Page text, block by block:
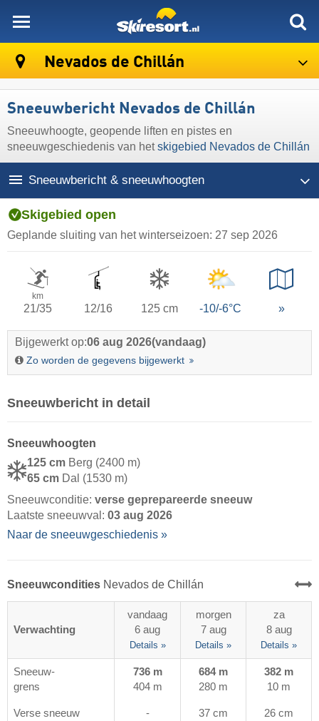
Nevados de Chillán
Sneeuwbericht Nevados de Chillán
Sneeuwhoogte, geopende liften en pistes en
sneeuwgeschiedenis van hetskigebied Nevados de Chillán
Sneeuwbericht & sneeuwhoogten
Skigebied open
Geplande sluiting van het winterseizoen: 27 sep 2026
km
21/35 12/16 125 cm -10/-6°C »
Bijgewerkt op:06 aug 2026(vandaag)
Zo worden de gegevens bijgewerkt
Sneeuwbericht in detail
Sneeuwhoogten
125 cm Berg (2400 m)
65 cm Dal (1530 m)
Sneeuwconditie: verse geprepareerde sneeuw
Laatste sneeuwval: 03 aug 2026
Naar de sneeuwgeschiedenis »
Sneeuwcondities Nevados de Chillán
Verwachting
vandaag
6 aug
Details »
morgen
7 aug
Details »
za
8 aug
Details »
Sneeuw-
grens
736 m
404 m
684 m
280 m
382 m
10 m
Verse sneeuw
-
37 cm
26 cm